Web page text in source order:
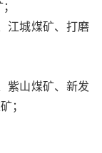
城煤矿、打磨
山煤矿、新发
；